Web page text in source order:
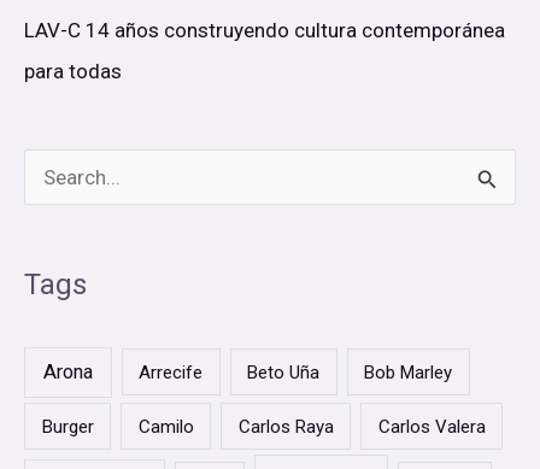
LAV-C 14 años construyendo cultura contemporánea
para todas
a
Tags
Arona Arrecife Beto Uña Bob Marley
Burger Camilo Carlos Raya Carlos Valera